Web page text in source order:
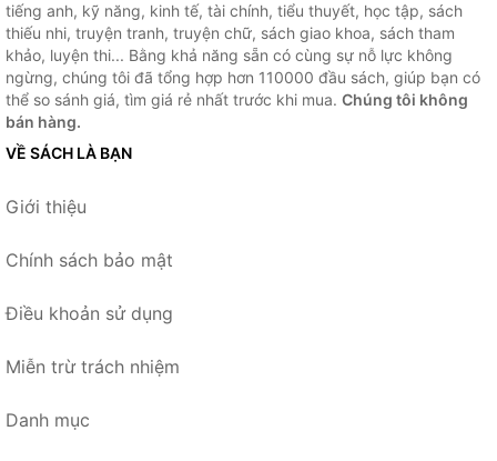
tiếng anh, kỹ năng, kinh tế, tài chính, tiểu thuyết, học tập, sách
thiếu nhi, truyện tranh, truyện chữ, sách giao khoa, sách tham
khảo, luyện thi... Bằng khả năng sẵn có cùng sự nỗ lực không
ngừng, chúng tôi đã tổng hợp hơn 110000 đầu sách, giúp bạn có
thể so sánh giá, tìm giá rẻ nhất trước khi mua. Chúng tôi không
bán hàng.
VỀ SÁCH LÀ BẠN
Giới thiệu
Chính sách bảo mật
Điều khoản sử dụng
Miễn trừ trách nhiệm
Danh mục